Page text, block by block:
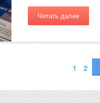
Читать далее
1 2